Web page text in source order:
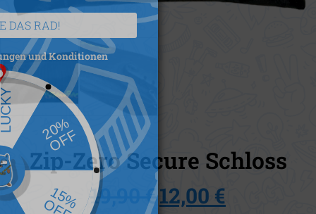
Zip-Zero Secure Schloss
19,90 €12,00 €
DREHEN SIE DAS RAD!
Ich stimme zu mitBedingungen und Konditionen